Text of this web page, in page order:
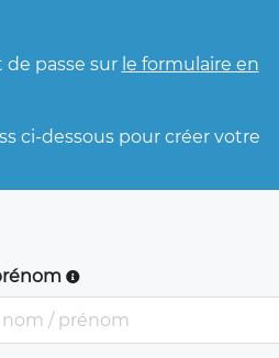
passe sur le formulaire en
ci-dessous pour créer votre